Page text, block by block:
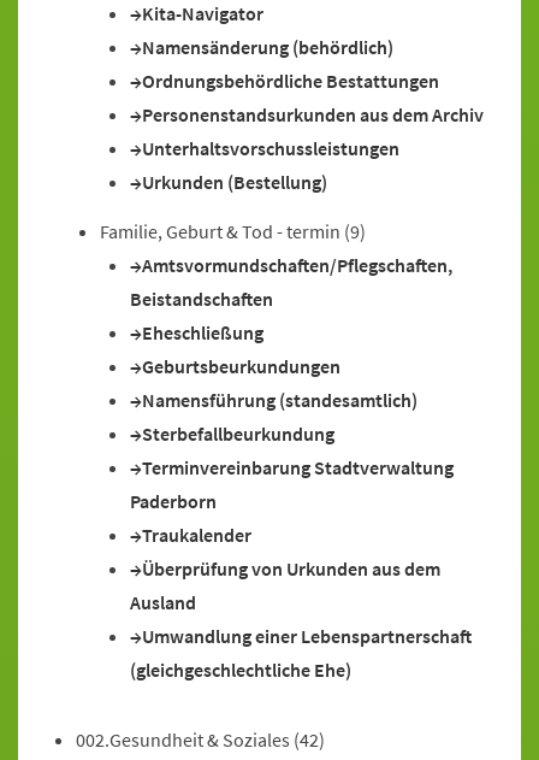
Kita-Navigator
Namensänderung (behördlich)
Ordnungsbehördliche Bestattungen
Personenstandsurkunden aus dem Archiv
Unterhaltsvorschussleistungen
Urkunden (Bestellung)
Familie, Geburt & Tod - termin (9)
Amtsvormundschaften/Pflegschaften,
Beistandschaften
Eheschließung
Geburtsbeurkundungen
Namensführung (standesamtlich)
Sterbefallbeurkundung
Terminvereinbarung Stadtverwaltung
Paderborn
Traukalender
Überprüfung von Urkunden aus dem
Ausland
Umwandlung einer Lebenspartnerschaft
(gleichgeschlechtliche Ehe)
002.Gesundheit & Soziales (42)